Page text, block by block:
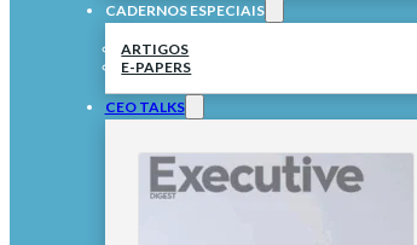
CADERNOS ESPECIAIS
ARTIGOS
E-PAPERS
CEO TALKS